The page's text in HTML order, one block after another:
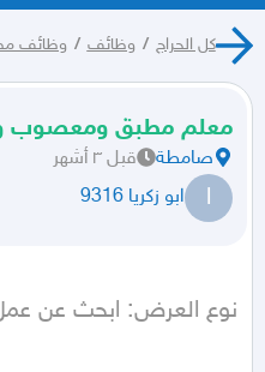
كل الحراج / وظائف / وظائف
معلم مطبق ومعصوب
صامطة قبل ٣ أشهر
ا ابو زكريا 9316